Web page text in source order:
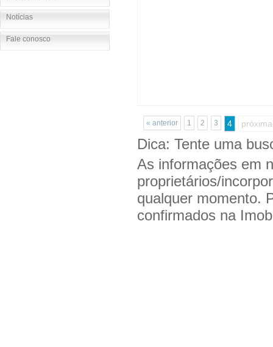
Notícias
Fale conosco
« anterior 1 2 3 4
Dica: Tente uma
As informações em
proprietários/
qualquer momento.
confirmados na